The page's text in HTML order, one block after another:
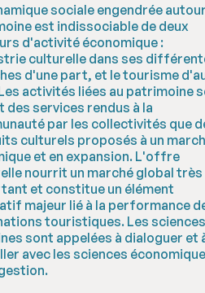
sociale engendrée
est indissociable de deux
d'activité économique :
culturelle dans ses
d'une part, et le tourisme
activités liées au patrimoine
des services rendus à la
par les collectivités que
culturels proposés à un
et en expansion. L'offre
nourrit un marché global très
et constitue un élément
majeur lié à la performance
touristiques. Les sciences
sont appelées à dialoguer et
avec les sciences